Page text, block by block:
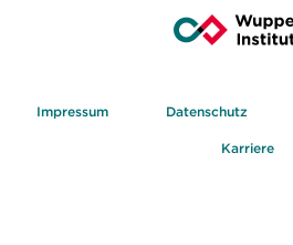
Impressum Datenschutz
Karriere